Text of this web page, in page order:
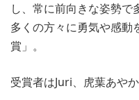
し、常に前向きな姿勢
多くの方々に勇気や感動
賞」。
受賞者はJuri、虎葉あや